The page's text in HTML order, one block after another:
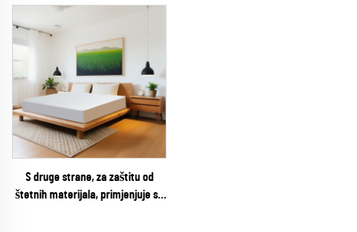
S druge strane, za zaštitu od
štetnih materijala, primjenjuje se